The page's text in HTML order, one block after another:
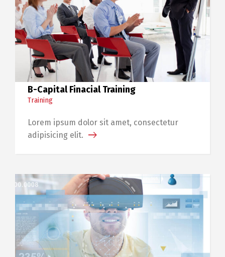
B-Capital Finacial Training
Training
Lorem ipsum dolor sit amet, consectetur
adipisicing elit.